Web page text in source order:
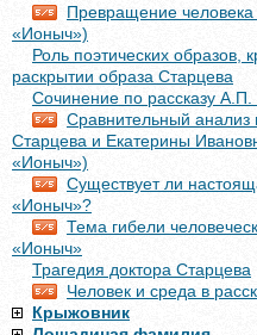
Превращение человека
«Ионыч»)
Роль поэтических образов,
раскрытии образа Старцева
Сочинение по рассказу
Сравнительный анализ
Старцева и Екатерины
«Ионыч»)
Существует ли
«Ионыч»?
Тема гибели
«Ионыч»
Трагедия доктора Старцева
Человек и среда в
Крыжовник